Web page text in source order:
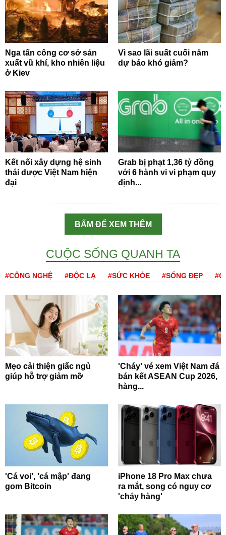
Nga tấn công cơ sở sản
xuất vũ khí, kho nhiên liệu
ở Kiev
Vì sao lãi suất cuối năm
dự báo khó giảm?
Kết nối xây dựng hệ sinh
thái dược Việt Nam hiện
đại
Grab bị phạt 1,36 tỷ đồng
với 6 hành vi vi phạm quy
định...
BẤM ĐỂ XEM THÊM
CUỘC SỐNG QUANH TA
#CÔNG NGHỆ #ĐỘC LẠ #SỨC KHỎE #SỐNG ĐẸP
Mẹo cải thiện giấc ngủ
giúp hỗ trợ giảm mỡ
'Cháy' vé xem Việt Nam đá
bán kết ASEAN Cup 2026,
hàng...
'Cá voi', 'cá mập' đang
gom Bitcoin
iPhone 18 Pro Max chưa
ra mắt, song có nguy cơ
'cháy hàng'